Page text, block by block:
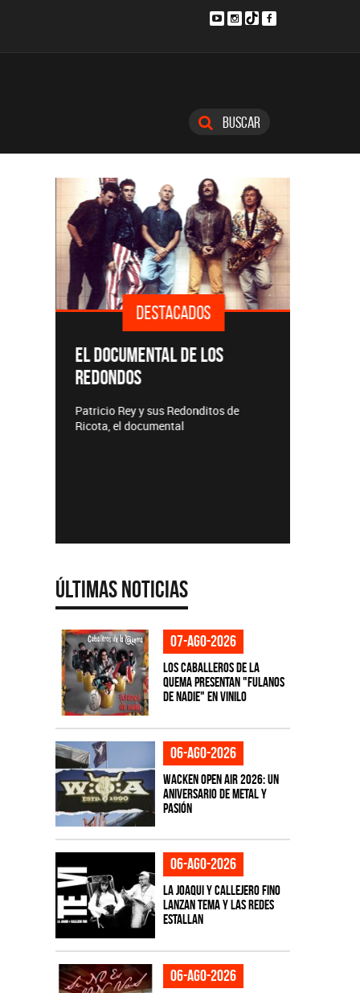
Buscar
DESTACADOS
EL DOCUMENTAL DE LOS
REDONDOS
Patricio Rey y sus Redonditos de
Ricota, el documental
Últimas Noticias
07-ago-2026
Los Caballeros de la
Quema presentan "Fulanos
de Nadie" en vinilo
06-ago-2026
Wacken Open Air 2026: Un
aniversario de metal y
pasión
06-ago-2026
La Joaqui y Callejero Fino
lanzan tema y las redes
estallan
06-ago-2026